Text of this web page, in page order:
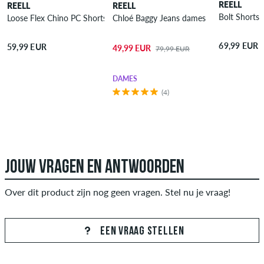
REELL
Loose Flex Chino PC Shorts
59,99 EUR
REELL
Chloé Baggy Jeans dames
49,99 EUR 79,99 EUR
DAMES
(4)
REELL
Bolt Shorts
69,99 EUR
JOUW VRAGEN EN ANTWOORDEN
Over dit product zijn nog geen vragen. Stel nu je vraag!
EEN VRAAG STELLEN